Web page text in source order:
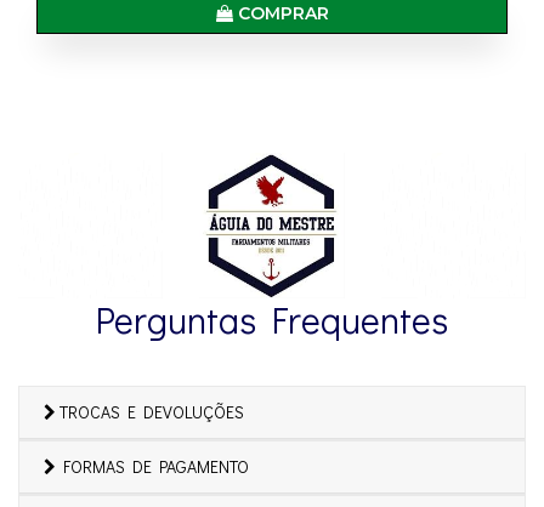
COMPRAR
Perguntas Frequentes
TROCAS E DEVOLUÇÕES
FORMAS DE PAGAMENTO